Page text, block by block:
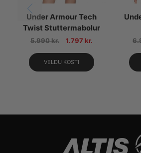
Under Armour Tech
Twist Stuttermabolur
5.990kr. 1.797 kr.
VELDU KOSTI